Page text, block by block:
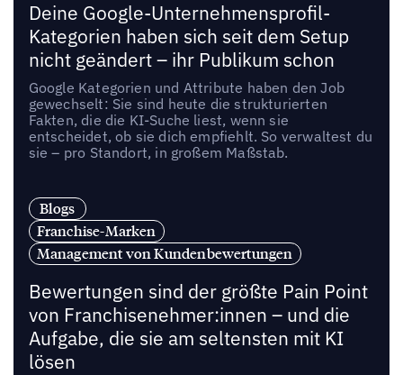
Deine Google-Unternehmensprofil-
Kategorien haben sich seit dem Setup
nicht geändert – ihr Publikum schon
Google Kategorien und Attribute haben den Job
gewechselt: Sie sind heute die strukturierten
Fakten, die die KI-Suche liest, wenn sie
entscheidet, ob sie dich empfiehlt. So verwaltest du
sie – pro Standort, in großem Maßstab.
Blogs
Franchise-Marken
Management von Kundenbewertungen
Bewertungen sind der größte Pain Point
von Franchisenehmer:innen – und die
Aufgabe, die sie am seltensten mit KI
lösen